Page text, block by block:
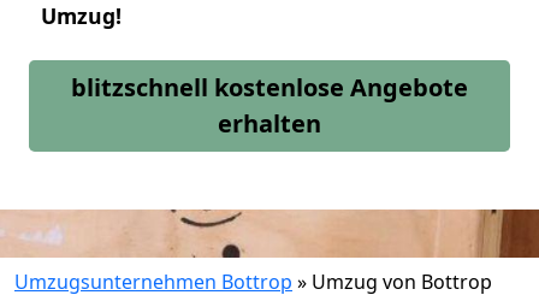
Umzug!
blitzschnell kostenlose Angebote
erhalten
Umzugsunternehmen Bottrop » Umzug von Bottrop